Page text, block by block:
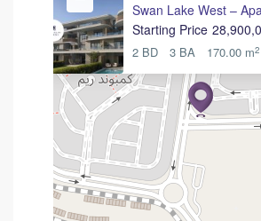
Swan Lake West –
Starting Price
2 BD 3 BA 170.00 m2